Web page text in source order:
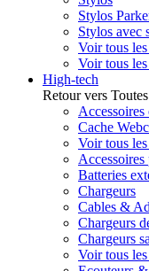
Stylos
Stylos avec
Voir tous
Voir tous
High-tech
Retour vers
Cache
Voir tous
Batteries
Chargeurs
Cables &
Chargeurs
Chargeurs
Voir tous